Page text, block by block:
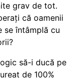
grav de tot.
că oamenii
se întâmplă cu
să-i ducă pe
de 100%